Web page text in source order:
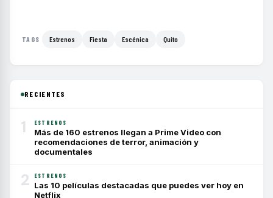
TAGS Estrenos Fiesta Escénica Quito
RECIENTES
1 ESTRENOS
Más de 160 estrenos llegan a Prime Video con
recomendaciones de terror, animación y
documentales
2 ESTRENOS
Las 10 películas destacadas que puedes ver hoy en
Netflix